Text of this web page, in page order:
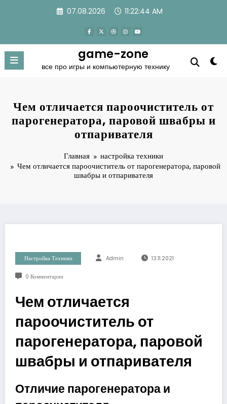
07.08.2026 11:22:46 AM
game-zone
все про игры и компьютерную технику
Чем отличается пароочиститель от
парогенератора, паровой швабры и
отпаривателя
Главная
настройка техники
Чем отличается пароочиститель от парогенератора, паровой
швабры и отпаривателя
Настройка Техники Admin 13.11.2021
0 Комментарии
Чем отличается
пароочиститель от
парогенератора, паровой
швабры и отпаривателя
Отличие парогенератора и